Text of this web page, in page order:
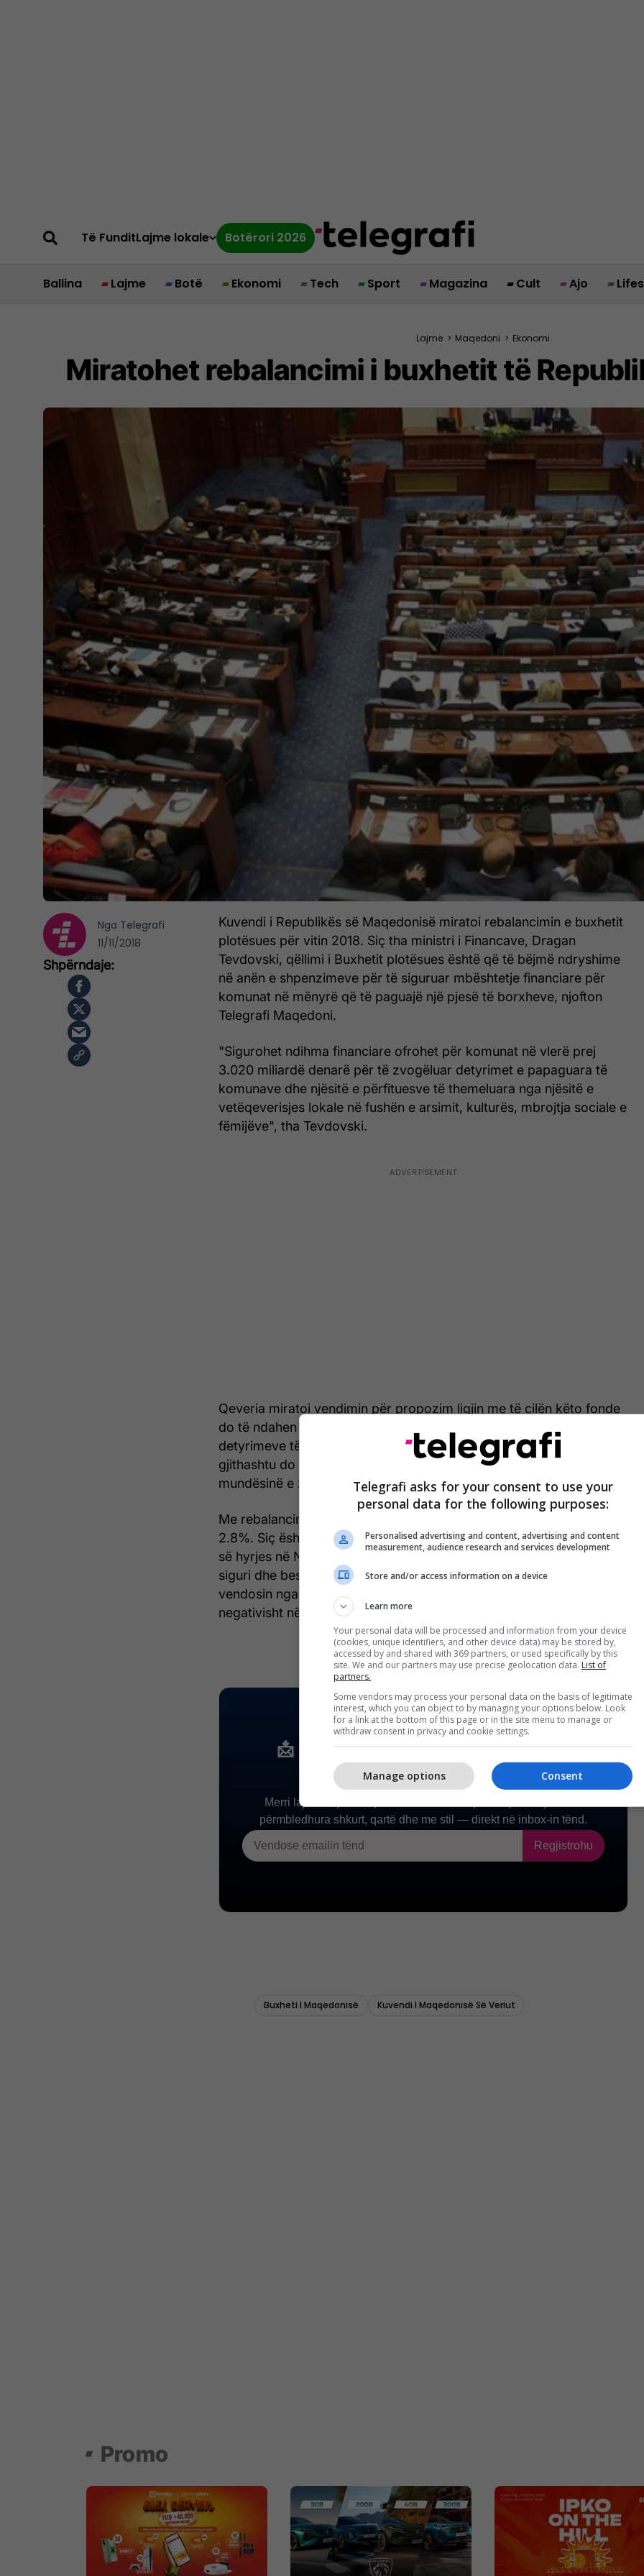
Të FunditLajme lokale Botërori 2026
Ballina Lajme Botë Ekonomi Tech Sport Magazina Cult Ajo
Lajme > Maqedoni > Ekonomi
Miratohet rebalancimi i buxhetit të
Kuvendi i Republikës së Maqedonisë miratoi rebalancimin e buxhetit
plotësues për vitin 2018. Siç tha ministri i Financave, Dragan
Tevdovski, qëllimi i Buxhetit plotësues është që të bëjmë ndryshime
në anën e shpenzimeve për të siguruar mbështetje financiare për
komunat në mënyrë që të paguajë një pjesë të borxheve, njofton
Telegrafi Maqedoni.
"Sigurohet ndihma financiare ofrohet për komunat në vlerë prej
3.020 miliardë denarë për të zvogëluar detyrimet e papaguara të
komunave dhe njësitë e përfituesve të themeluara nga njësitë e
vetëqeverisjes lokale në fushën e arsimit, kulturës, mbrojtja sociale e
fëmijëve", tha Tevdovski.
Qeveria miratoi vendimin për propozim ligjin me të cilën këto fonde
do të ndahen proporcionalisht nëpër komuna, duke arritur në 51% të
detyrimeve të raportuara dhe të papaguara. Me zgjidhjen ligjore
gjithashtu do të krijohet një mekanizëm për të parandaluar
mundësinë e zgjidhjes së detyrimeve të papaguara në komuna.
Me rebalancimin e propozuar është rishikuar rritja e BPV-së në
2.8%. Siç është theksuar, kjo është kryesisht për shkak të bllokadës
së hyrjes në NATO dhe BE nga ana e opozitës. Integrimi i vendit sjell
siguri dhe besueshmëri, të cilat janë më të rëndësishme kur
vendosin nga ana e investitorëve. Pasiguria mund të ndikojë
negativisht në ekonomi.
/Telegrafi/
Nga Telegrafi
11/11/2018
Buxheti I Maqedonisë Kuvendi I Maqedonisë Së Veriut
Promo
Telegrafi asks for your consent to use your
personal data for the following purposes:
Personalised advertising and content, advertising and content
measurement, audience research and services development
Store and/or access information on a device
Learn more
Your personal data will be processed and information from your device
(cookies, unique identifiers, and other device data) may be stored by,
accessed by and shared with 369 partners, or used specifically by this
site. We and our partners may use precise geolocation data. List of
partners.
Some vendors may process your personal data on the basis of legitimate
interest, which you can object to by managing your options below. Look
for a link at the bottom of this page or in the site menu to manage or
withdraw consent in privacy and cookie settings.
Consent
Manage options